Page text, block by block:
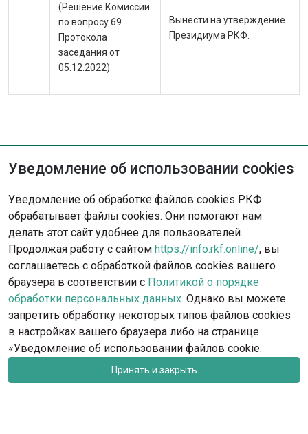
(Решение Комиссии
по вопросу 69
Протокола
заседания от
05.12.2022).
Вынести на утверждение
Президиума РКФ.
Опишите ситуацию - наша команда
Обратиться в поддержку
Уведомление об использовании cookies
Уведомление об обработке файлов cookies РКФ
обрабатывает файлы cookies. Они помогают нам
делать этот сайт удобнее для пользователей.
Продолжая работу с сайтом https://info.rkf.online/, вы
соглашаетесь с обработкой файлов cookies вашего
браузера в соответствии с Политикой о порядке
обработки персональных данных. Однако вы можете
запретить обработку некоторых типов файлов cookies
в настройках вашего браузера либо на странице
«Уведомление об использовании файлов cookie.
Принять и закрыть